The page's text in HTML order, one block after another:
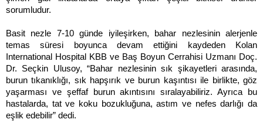
sorumludur.
Basit nezle 7-10 günde iyileşirken, bahar nezlesinin alerjenle
temas süresi boyunca devam ettiğini kaydeden Kolan
International Hospital KBB ve Baş Boyun Cerrahisi Uzmanı Doç.
Dr. Seçkin Ulusoy, “Bahar nezlesinin sık şikayetleri arasında,
burun tıkanıklığı, sık hapşırık ve burun kaşıntısı ile birlikte, göz
yaşarması ve şeffaf burun akıntısını sıralayabiliriz. Ayrıca bu
hastalarda, tat ve koku bozukluğuna, astım ve nefes darlığı da
eşlik edebilir” dedi.